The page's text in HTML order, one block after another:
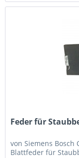
Feder für
von Siemens Bosch
Blattfeder für